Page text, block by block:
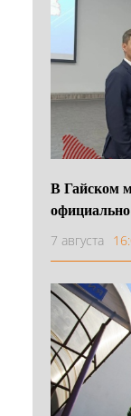
В Гайском
7 августа